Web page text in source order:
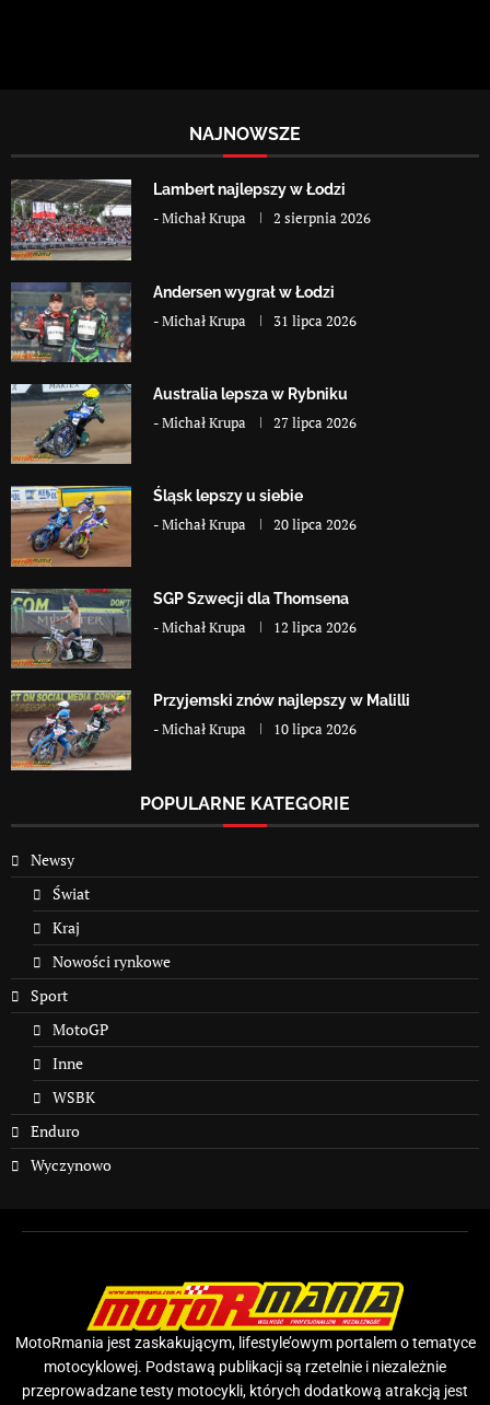
NAJNOWSZE
Lambert najlepszy w Łodzi
-Michał Krupa 2 sierpnia 2026
Andersen wygrał w Łodzi
-Michał Krupa 31 lipca 2026
Australia lepsza w Rybniku
-Michał Krupa 27 lipca 2026
Śląsk lepszy u siebie
-Michał Krupa 20 lipca 2026
SGP Szwecji dla Thomsena
-Michał Krupa 12 lipca 2026
Przyjemski znów najlepszy w Malilli
-Michał Krupa 10 lipca 2026
POPULARNE KATEGORIE
Newsy
Świat
Kraj
Nowości rynkowe
Sport
MotoGP
Inne
WSBK
Enduro
Wyczynowo
MotoRmania jest zaskakującym, lifestyle’owym portalem o tematyce
motocyklowej. Podstawą publikacji są rzetelnie i niezależnie
przeprowadzane testy motocykli, których dodatkową atrakcją jest